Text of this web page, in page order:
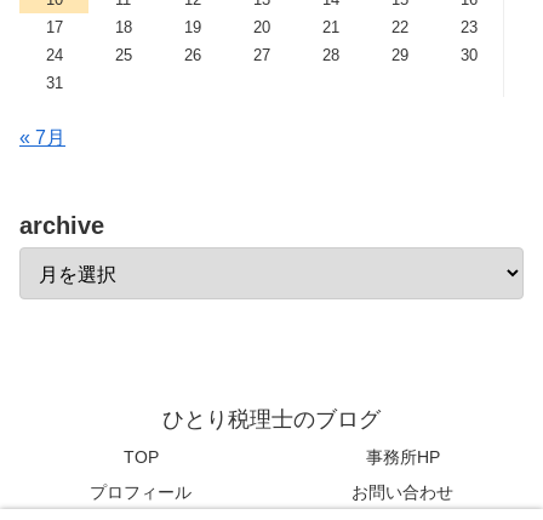
17
18 19 20 21 22
23
24
25 26 27 28 29
30
31
« 7月
archive
ひとり税理士のブログ
TOP
事務所HP
プロフィール
お問い合わせ